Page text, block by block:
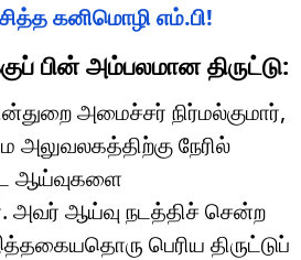
கனிமொழி எம்.பி!
பின் அம்பலமான திருட்டு:
அமைச்சர் நிர்மல்குமார்,
நேரில்
ஆய்வுகளை
அவர் ஆய்வு நடத்திச் சென்ற
பெரிய திருட்டுப்